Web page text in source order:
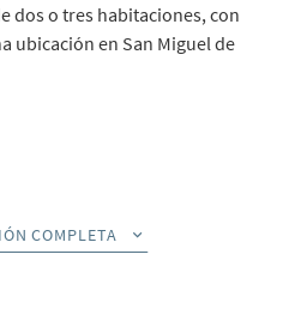
dos o tres habitaciones, con
ubicación en San Miguel de
San Miguel de Salinas. Este
COMPLETA